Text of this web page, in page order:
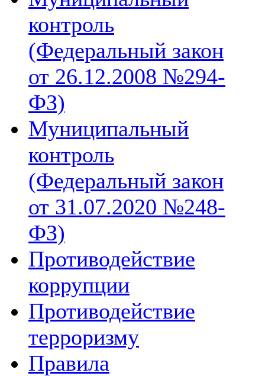
контроль
(Федеральный закон
от 26.12.2008 №294-
ФЗ)
Муниципальный
контроль
(Федеральный закон
от 31.07.2020 №248-
ФЗ)
Противодействие
коррупции
Противодействие
терроризму
Правила